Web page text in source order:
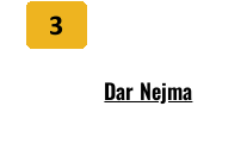
Dar Nejma